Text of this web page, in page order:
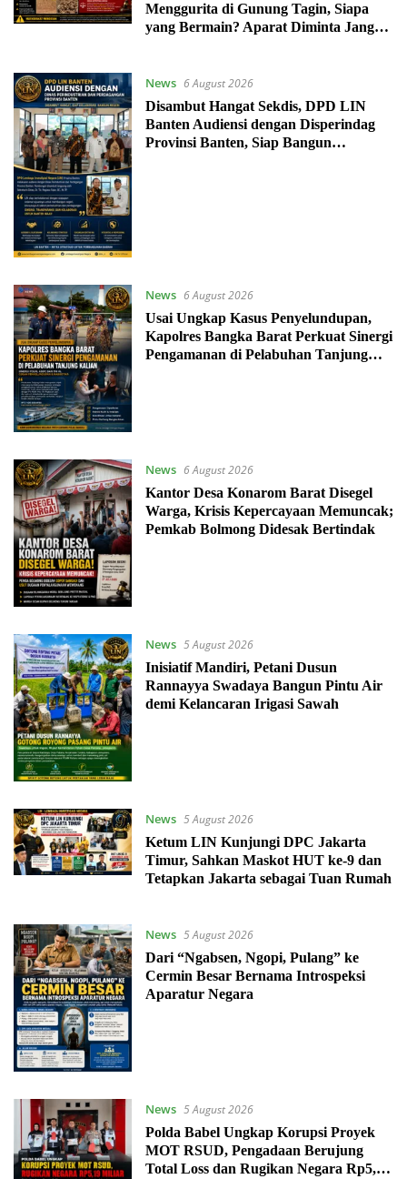
Menggurita di Gunung Tagin, Siapa
yang Bermain? Aparat Diminta Jangan
News 6 August 2026
Disambut Hangat Sekdis, DPD LIN
Banten Audiensi dengan Disperindag
Provinsi Banten, Siap Bangun
News 6 August 2026
Usai Ungkap Kasus Penyelundupan,
Kapolres Bangka Barat Perkuat Sinergi
Pengamanan di Pelabuhan Tanjung
News 6 August 2026
Kantor Desa Konarom Barat Disegel
Warga, Krisis Kepercayaan Memuncak;
Pemkab Bolmong Didesak Bertindak
News 5 August 2026
Inisiatif Mandiri, Petani Dusun
Rannayya Swadaya Bangun Pintu Air
demi Kelancaran Irigasi Sawah
News 5 August 2026
Ketum LIN Kunjungi DPC Jakarta
Timur, Sahkan Maskot HUT ke-9 dan
Tetapkan Jakarta sebagai Tuan Rumah
News 5 August 2026
Dari “Ngabsen, Ngopi, Pulang” ke
Cermin Besar Bernama Introspeksi
Aparatur Negara
News 5 August 2026
Polda Babel Ungkap Korupsi Proyek
MOT RSUD, Pengadaan Berujung
Total Loss dan Rugikan Negara Rp5,19